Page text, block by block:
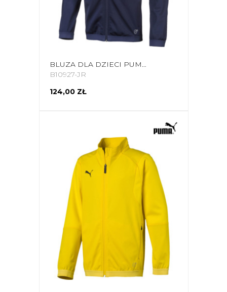
BLUZA DLA DZIECI PUMA LIGA TRAINING JACKET JUNIOR GRANATOWA 655688 06
B10927-JR
124,00 ZŁ